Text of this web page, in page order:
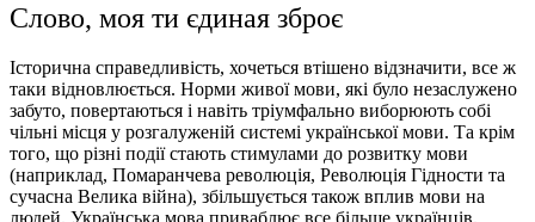
Слово, моя ти єдиная зброє
Історична справедливість, хочеться втішено відзначити, все ж
таки відновлюється. Норми живої мови, які було незаслужено
забуто, повертаються і навіть тріумфально виборюють собі
чільні місця у розгалуженій системі української мови. Та крім
того, що різні події стають стимулами до розвитку мови
(наприклад, Помаранчева революція, Революція Гідности та
сучасна Велика війна), збільшується також вплив мови на